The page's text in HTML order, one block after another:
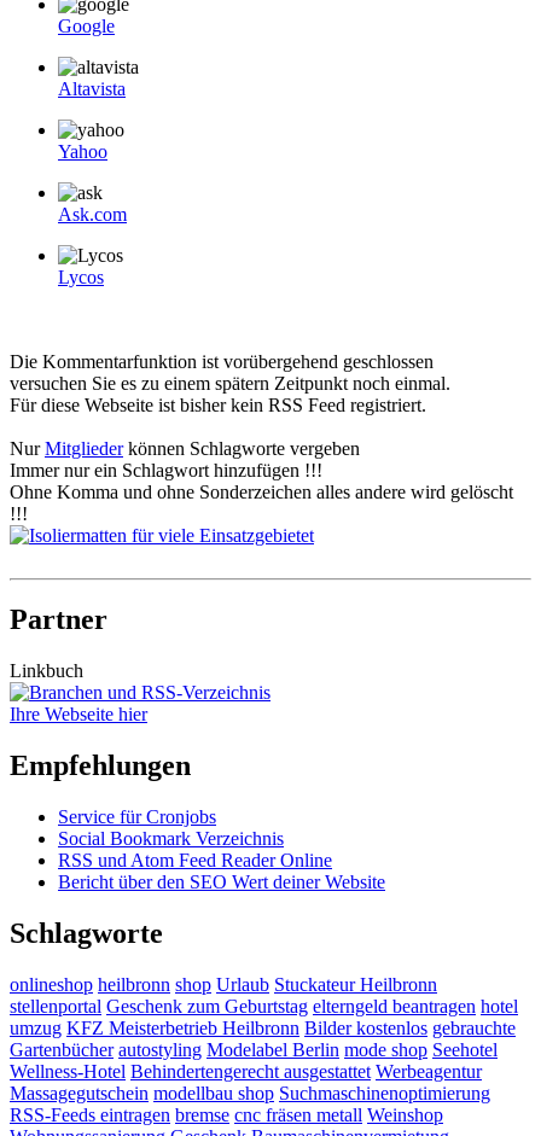
Google
Altavista
Yahoo
Ask.com
Lycos
Die Kommentarfunktion ist vorübergehend geschlossen
versuchen Sie es zu einem spätern Zeitpunkt noch einmal.
Für diese Webseite ist bisher kein RSS Feed registriert.
NurMitgliederkönnen Schlagworte vergeben
Immer nur ein Schlagwort hinzufügen !!!
Ohne Komma und ohne Sonderzeichen alles andere wird gelöscht
!!!
Partner
Linkbuch
Ihre Webseite hier
Empfehlungen
Service für Cronjobs
Social Bookmark Verzeichnis
RSS und Atom Feed Reader Online
Bericht über den SEO Wert deiner Website
Schlagworte
onlineshop heilbronn shop Urlaub Stuckateur Heilbronn
stellenportal Geschenk zum Geburtstag elterngeld beantragen hotel
umzug KFZ Meisterbetrieb Heilbronn Bilder kostenlos gebrauchte
Gartenbücher autostyling Modelabel Berlin mode shop Seehotel
Wellness-Hotel Behindertengerecht ausgestattet Werbeagentur
Massagegutschein modellbau shop Suchmaschinenoptimierung
RSS-Feeds eintragen bremse cnc fräsen metall Weinshop